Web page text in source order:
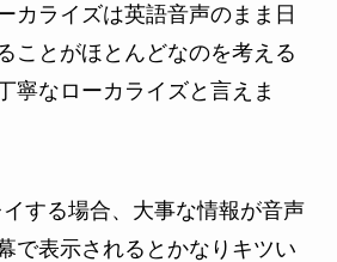
カライズは英語音声のまま日
ことがほとんどなのを考える
寧なローカライズと言えま
する場合、大事な情報が音声
で表示されるとかなりキツい